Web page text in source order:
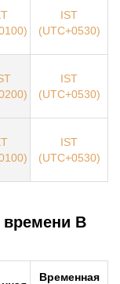
IST
(UTC+0530)
IST
(UTC+0530)
IST
(UTC+0530)
времени В
Временная